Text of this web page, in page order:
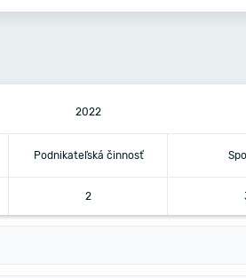
2022
Podnikateľská činnosť
2